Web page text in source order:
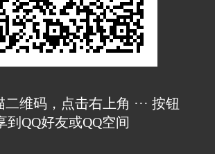
维码，点击右上角 ··· 按钮
到QQ好友或QQ空间